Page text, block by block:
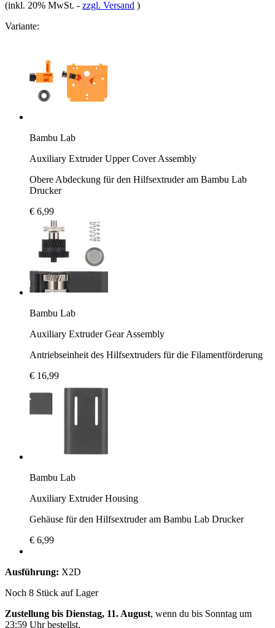
(inkl. 20% MwSt. - zzgl. Versand )
Variante:
Bambu Lab
Auxiliary Extruder Upper Cover Assembly
Obere Abdeckung für den Hilfsextruder am Bambu Lab
Drucker
€ 6,99
Bambu Lab
Auxiliary Extruder Gear Assembly
Antriebseinheit des Hilfsextruders für die Filamentförderung
€ 16,99
Bambu Lab
Auxiliary Extruder Housing
Gehäuse für den Hilfsextruder am Bambu Lab Drucker
€ 6,99
Ausführung: X2D
Noch 8 Stück auf Lager
Zustellung bis Dienstag, 11. August, wenn du bis Sonntag um
23:59 Uhrbestellst.